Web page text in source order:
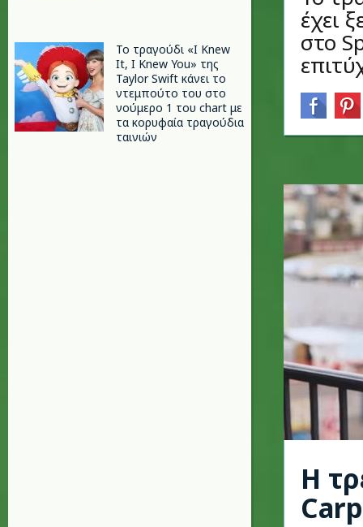
Το τραγούδι «I Knew
It, I Knew You» της
Taylor Swift κάνει το
ντεμπούτο του στο
νούμερο 1 του chart με
τα κορυφαία τραγούδια
ταινιών
έχει
στο
Η